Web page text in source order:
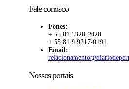
Fale conosco
Fones:
+ 55 81 3320-2020
+ 55 81 9 9217-0191
Email:
Nossos portais